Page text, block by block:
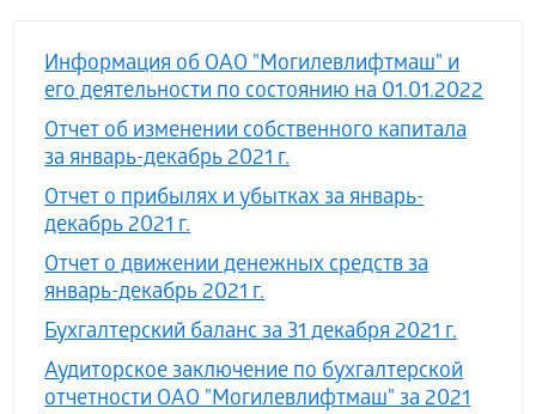
Информация об ОАО "Могилевлифтмаш" и
его деятельности по состоянию на 01.01.2022
Отчет об изменении собственного капитала
за январь-декабрь 2021 г.
Отчет о прибылях и убытках за январь-
декабрь 2021 г.
Отчет о движении денежных средств за
январь-декабрь 2021 г.
Бухгалтерский баланс за 31 декабря 2021 г.
Аудиторское заключение по бухгалтерской
отчетности ОАО "Могилевлифтмаш" за 2021